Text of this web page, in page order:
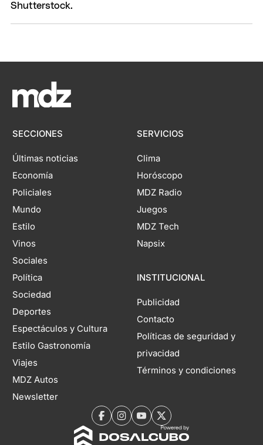
SECCIONES
Últimas noticias
Economía
Policiales
Mundo
Estilo
Vinos
Sociales
Política
Sociedad
Deportes
Espectáculos y Cultura
Estilo Gastronomía
Viajes
MDZ Autos
Newsletter
SERVICIOS
Clima
Horóscopo
MDZ Radio
Juegos
MDZ Tech
Napsix
INSTITUCIONAL
Publicidad
Contacto
Políticas de seguridad y
privacidad
Términos y condiciones